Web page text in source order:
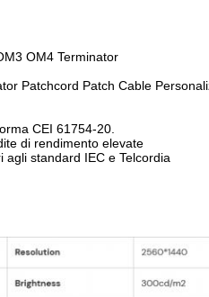
OM4 Terminator
Patchcord Patch Cable
CEI 61754-20.
di rendimento elevate
standard IEC e Telcordia